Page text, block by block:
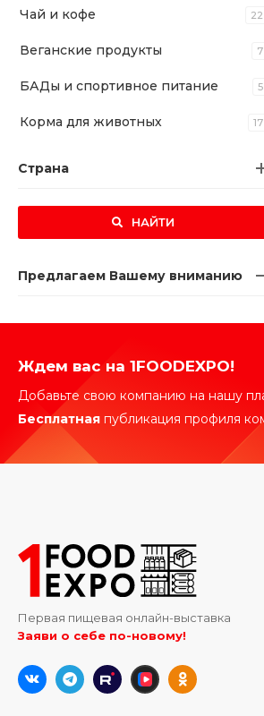
Чай и кофе 22
Веганские продукты 7
БАДы и спортивное питание 5
Корма для животных 17
Страна
НАЙТИ
Предлагаем Вашему вниманию
Ждем вас на 1FOODEXPO!
Добавьте свою компанию на нашу
Бесплатная публикация профиля
Первая пищевая онлайн-выставка
Заяви о себе по-новому!